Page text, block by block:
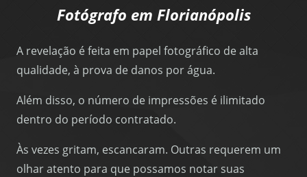
Fotógrafo em Florianópolis
A revelação é feita em papel fotográfico de alta
qualidade, à prova de danos por água.
Além disso, o número de impressões é ilimitado
dentro do período contratado.
Às vezes gritam, escancaram. Outras requerem um
olhar atento para que possamos notar suas